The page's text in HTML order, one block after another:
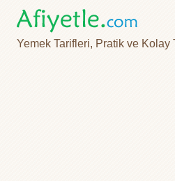
Yemek Tarifleri, Pratik ve Kolay